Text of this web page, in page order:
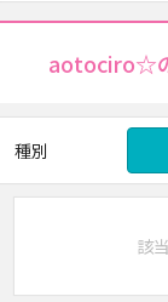
aotociro☆
種別
該